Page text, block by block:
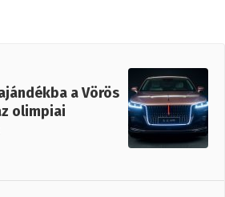
a Vörös
olimpiai